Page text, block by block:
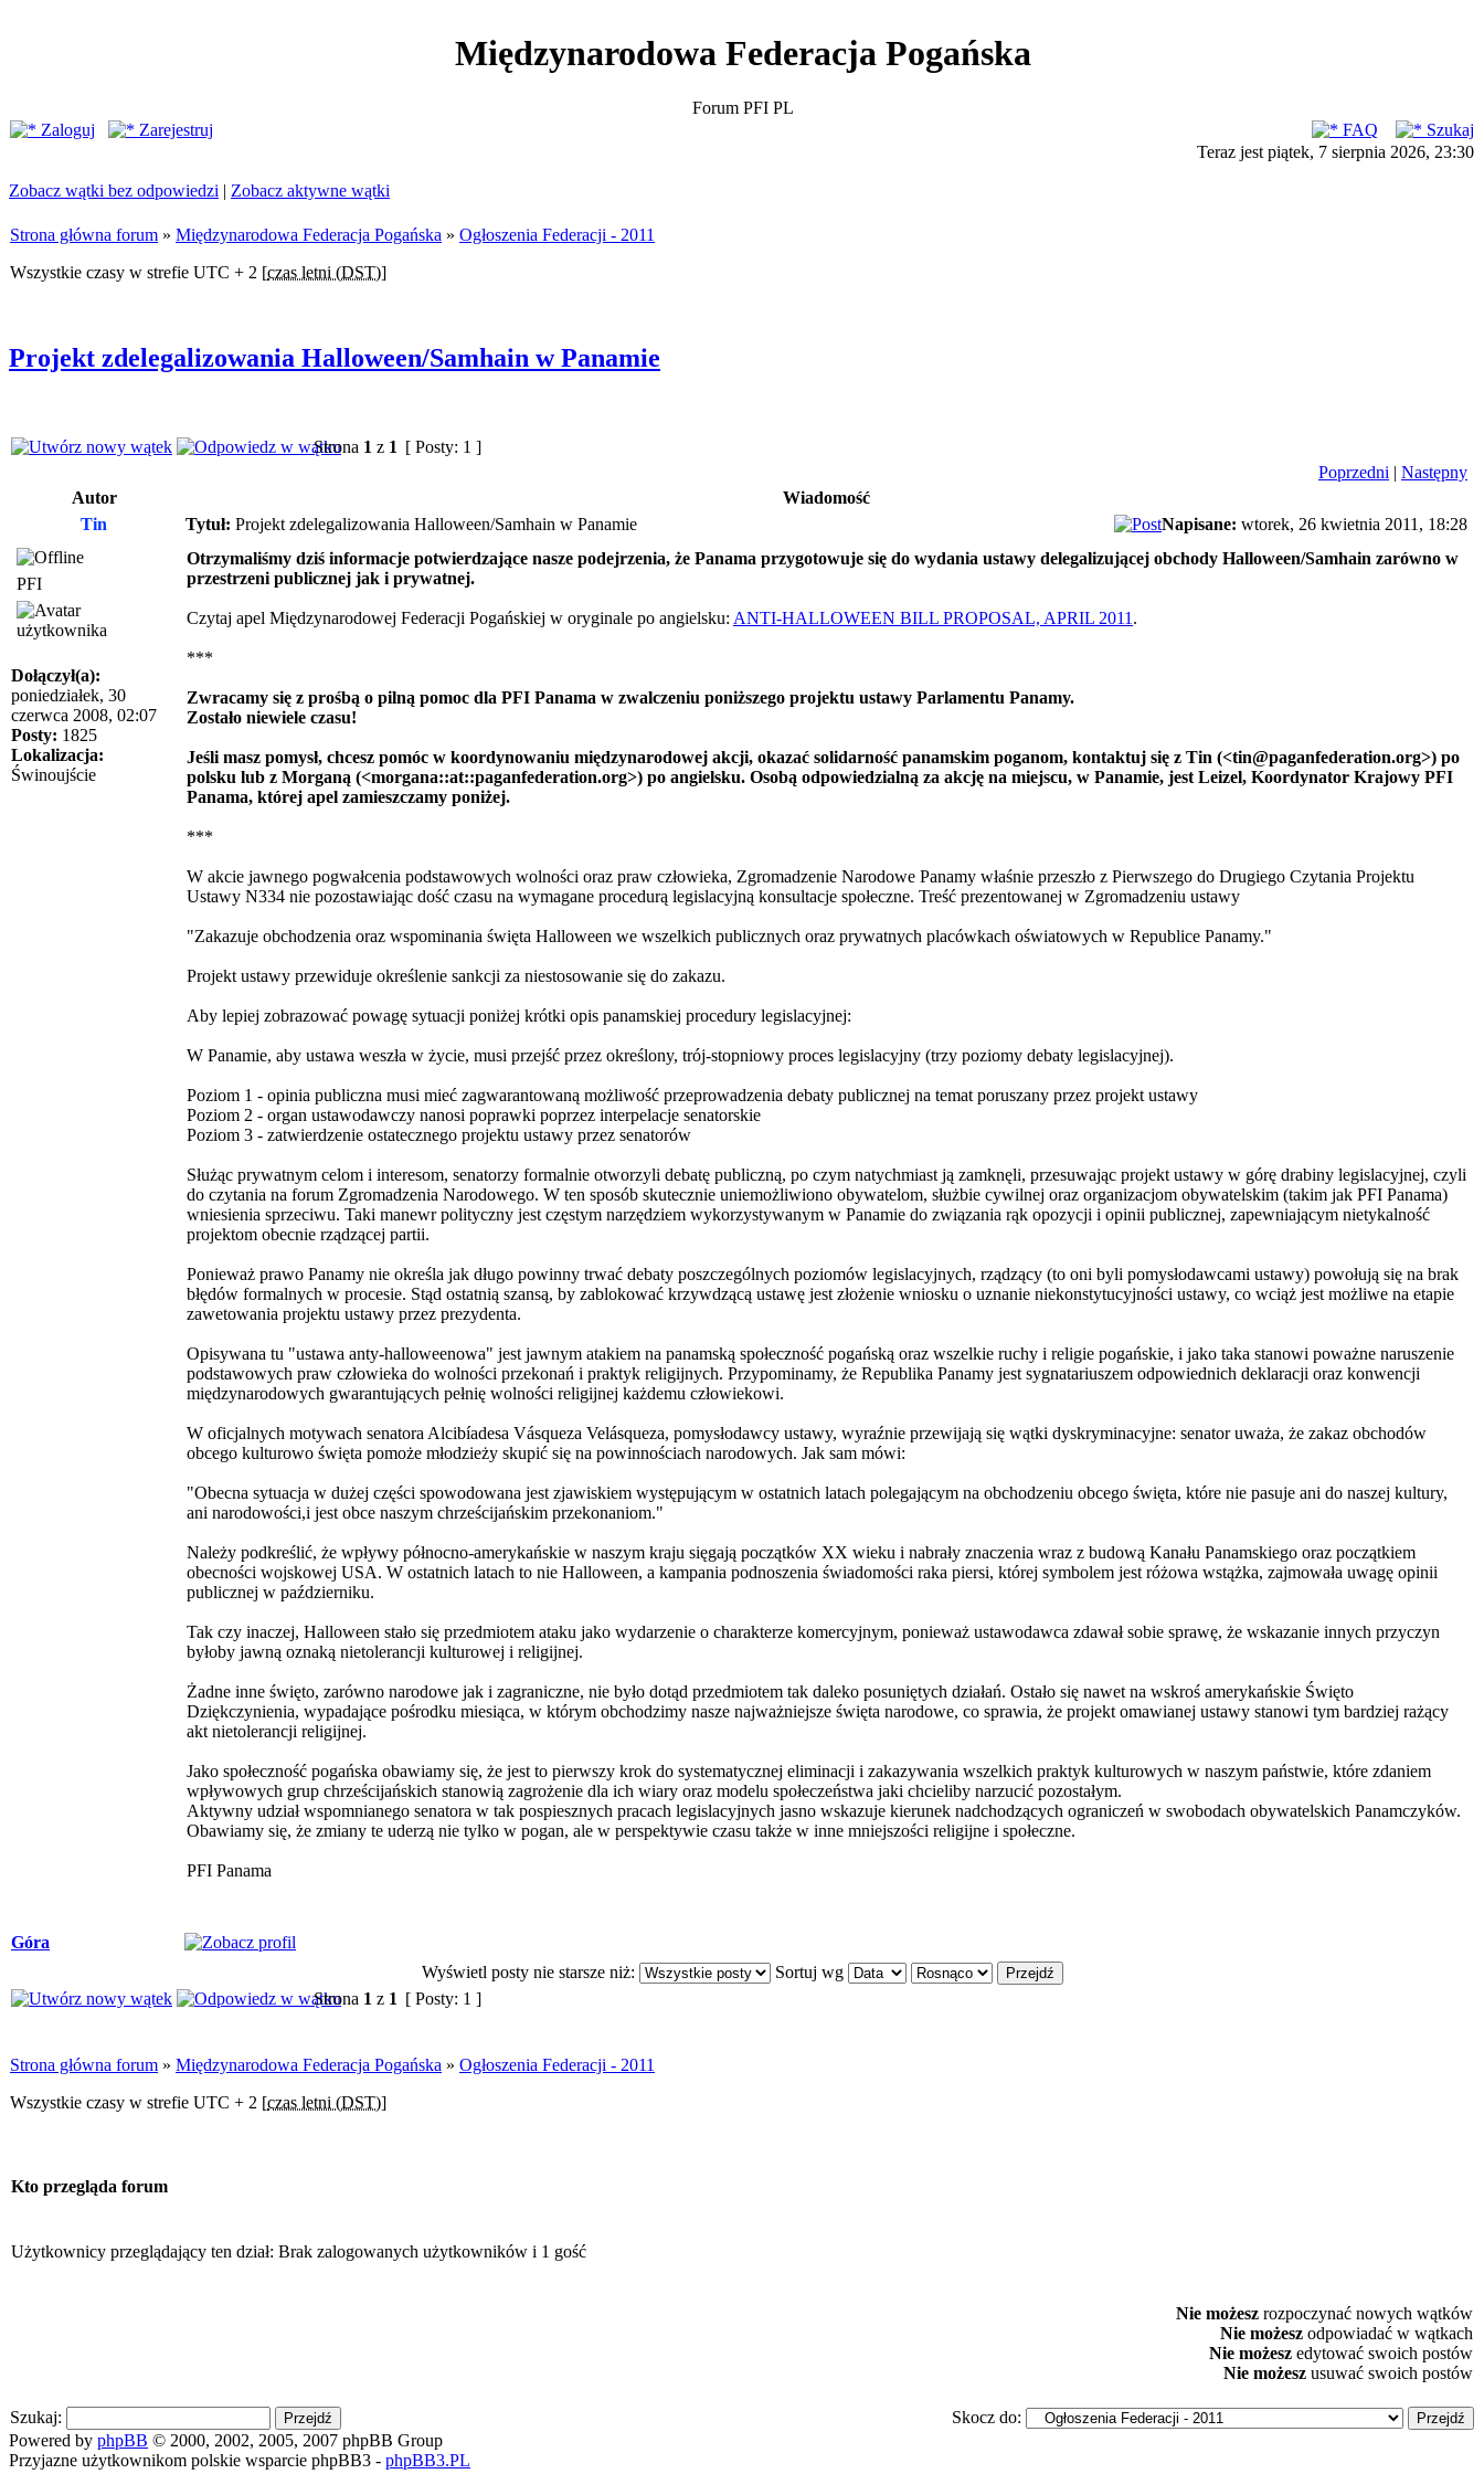
Międzynarodowa Federacja Pogańska
Forum PFI PL
Zaloguj
Zarejestruj FAQ
Szukaj
Teraz jest piątek, 7 sierpnia 2026, 23:30
Zobacz wątki bez odpowiedzi | Zobacz aktywne wątki
Strona główna forum » Międzynarodowa Federacja Pogańska » Ogłoszenia Federacji - 2011
Wszystkie czasy w strefie UTC + 2 [czas letni (DST)]
Projekt zdelegalizowania Halloween/Samhain w Panamie
Strona 1 z 1 [ Posty: 1 ]
Poprzedni | Następny
Autor
Wiadomość
Tin
Tytuł: Projekt zdelegalizowania Halloween/Samhain w Panamie Napisane: wtorek, 26 kwietnia 2011, 18:28
PFI
Dołączył(a):
poniedziałek, 30
czerwca 2008, 02:07
Posty: 1825
Lokalizacja:
Świnoujście
Otrzymaliśmy dziś informacje potwierdzające nasze podejrzenia, że Panama przygotowuje się do wydania ustawy delegalizującej obchody Halloween/Samhain zarówno w
przestrzeni publicznej jak i prywatnej.
Czytaj apel Międzynarodowej Federacji Pogańskiej w oryginale po angielsku: ANTI-HALLOWEEN BILL PROPOSAL, APRIL 2011 .
***
Zwracamy się z prośbą o pilną pomoc dla PFI Panama w zwalczeniu poniższego projektu ustawy Parlamentu Panamy.
Zostało niewiele czasu!
Jeśli masz pomysł, chcesz pomóc w koordynowaniu międzynarodowej akcji, okazać solidarność panamskim poganom, kontaktuj się z Tin (<tin@paganfederation.org>) po
polsku lub z Morganą (<morgana::at::paganfederation.org>) po angielsku. Osobą odpowiedzialną za akcję na miejscu, w Panamie, jest Leizel, Koordynator Krajowy PFI
Panama, której apel zamieszczamy poniżej.
***
W akcie jawnego pogwałcenia podstawowych wolności oraz praw człowieka, Zgromadzenie Narodowe Panamy właśnie przeszło z Pierwszego do Drugiego Czytania Projektu
Ustawy N334 nie pozostawiając dość czasu na wymagane procedurą legislacyjną konsultacje społeczne. Treść prezentowanej w Zgromadzeniu ustawy
"Zakazuje obchodzenia oraz wspominania święta Halloween we wszelkich publicznych oraz prywatnych placówkach oświatowych w Republice Panamy."
Projekt ustawy przewiduje określenie sankcji za niestosowanie się do zakazu.
Aby lepiej zobrazować powagę sytuacji poniżej krótki opis panamskiej procedury legislacyjnej:
W Panamie, aby ustawa weszła w życie, musi przejść przez określony, trój-stopniowy proces legislacyjny (trzy poziomy debaty legislacyjnej).
Poziom 1 - opinia publiczna musi mieć zagwarantowaną możliwość przeprowadzenia debaty publicznej na temat poruszany przez projekt ustawy
Poziom 2 - organ ustawodawczy nanosi poprawki poprzez interpelacje senatorskie
Poziom 3 - zatwierdzenie ostatecznego projektu ustawy przez senatorów
Służąc prywatnym celom i interesom, senatorzy formalnie otworzyli debatę publiczną, po czym natychmiast ją zamknęli, przesuwając projekt ustawy w górę drabiny legislacyjnej, czyli
do czytania na forum Zgromadzenia Narodowego. W ten sposób skutecznie uniemożliwiono obywatelom, służbie cywilnej oraz organizacjom obywatelskim (takim jak PFI Panama)
wniesienia sprzeciwu. Taki manewr polityczny jest częstym narzędziem wykorzystywanym w Panamie do związania rąk opozycji i opinii publicznej, zapewniającym nietykalność
projektom obecnie rządzącej partii.
Ponieważ prawo Panamy nie określa jak długo powinny trwać debaty poszczególnych poziomów legislacyjnych, rządzący (to oni byli pomysłodawcami ustawy) powołują się na brak
błędów formalnych w procesie. Stąd ostatnią szansą, by zablokować krzywdzącą ustawę jest złożenie wniosku o uznanie niekonstytucyjności ustawy, co wciąż jest możliwe na etapie
zawetowania projektu ustawy przez prezydenta.
Opisywana tu "ustawa anty-halloweenowa" jest jawnym atakiem na panamską społeczność pogańską oraz wszelkie ruchy i religie pogańskie, i jako taka stanowi poważne naruszenie
podstawowych praw człowieka do wolności przekonań i praktyk religijnych. Przypominamy, że Republika Panamy jest sygnatariuszem odpowiednich deklaracji oraz konwencji
międzynarodowych gwarantujących pełnię wolności religijnej każdemu człowiekowi.
W oficjalnych motywach senatora Alcibíadesa Vásqueza Velásqueza, pomysłodawcy ustawy, wyraźnie przewijają się wątki dyskryminacyjne: senator uważa, że zakaz obchodów
obcego kulturowo święta pomoże młodzieży skupić się na powinnościach narodowych. Jak sam mówi:
"Obecna sytuacja w dużej części spowodowana jest zjawiskiem występującym w ostatnich latach polegającym na obchodzeniu obcego święta, które nie pasuje ani do naszej kultury,
ani narodowości,i jest obce naszym chrześcijańskim przekonaniom."
Należy podkreślić, że wpływy północno-amerykańskie w naszym kraju sięgają początków XX wieku i nabrały znaczenia wraz z budową Kanału Panamskiego oraz początkiem
obecności wojskowej USA. W ostatnich latach to nie Halloween, a kampania podnoszenia świadomości raka piersi, której symbolem jest różowa wstążka, zajmowała uwagę opinii
publicznej w październiku.
Tak czy inaczej, Halloween stało się przedmiotem ataku jako wydarzenie o charakterze komercyjnym, ponieważ ustawodawca zdawał sobie sprawę, że wskazanie innych przyczyn
byłoby jawną oznaką nietolerancji kulturowej i religijnej.
Żadne inne święto, zarówno narodowe jak i zagraniczne, nie było dotąd przedmiotem tak daleko posuniętych działań. Ostało się nawet na wskroś amerykańskie Święto
Dziękczynienia, wypadające pośrodku miesiąca, w którym obchodzimy nasze najważniejsze święta narodowe, co sprawia, że projekt omawianej ustawy stanowi tym bardziej rażący
akt nietolerancji religijnej.
Jako społeczność pogańska obawiamy się, że jest to pierwszy krok do systematycznej eliminacji i zakazywania wszelkich praktyk kulturowych w naszym państwie, które zdaniem
wpływowych grup chrześcijańskich stanowią zagrożenie dla ich wiary oraz modelu społeczeństwa jaki chcieliby narzucić pozostałym.
Aktywny udział wspomnianego senatora w tak pospiesznych pracach legislacyjnych jasno wskazuje kierunek nadchodzących ograniczeń w swobodach obywatelskich Panamczyków.
Obawiamy się, że zmiany te uderzą nie tylko w pogan, ale w perspektywie czasu także w inne mniejszości religijne i społeczne.
PFI Panama
Góra
Wyświetl posty nie starsze niż:
Sortuj wg
Strona 1 z 1 [ Posty: 1 ]
Strona główna forum » Międzynarodowa Federacja Pogańska » Ogłoszenia Federacji - 2011
Wszystkie czasy w strefie UTC + 2 [czas letni (DST)]
Kto przegląda forum
Użytkownicy przeglądający ten dział: Brak zalogowanych użytkowników i 1 gość
Nie możesz rozpoczynać nowych wątków
Nie możesz odpowiadać w wątkach
Nie możesz edytować swoich postów
Nie możesz usuwać swoich postów
Szukaj:
Skocz do:
Powered by phpBB © 2000, 2002, 2005, 2007 phpBB Group
Przyjazne użytkownikom polskie wsparcie phpBB3 - phpBB3.PL